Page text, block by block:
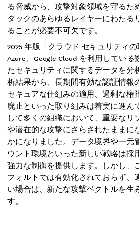
る脅威から、攻撃対象領域を守るた
タックのあらゆるレイヤーにわたる
ることが必要不可欠です。
2025 年版「クラウド セキュリティの
Azure、Google Cloud を利用してい
たセキュリティに関するデータを分
析結果から、長期間有効な認証情報
セキュアな仕組みの適用、過剰な権
廃止といった取り組みは着実に進ん
して多くの組織において、重要なリ
や潜在的な攻撃にさらされたままに
かになりました。データ境界や一元
ウント環境といった新しい戦略は採
強力な制御を提供します。しかし、
フォルトでは有効化されておらず、
い場合は、新たな攻撃ベクトルを生
す。